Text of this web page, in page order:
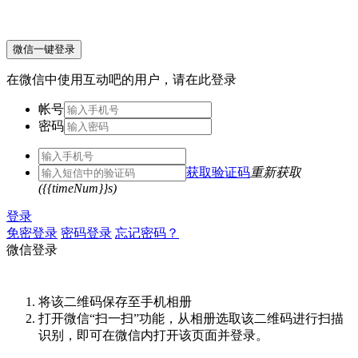
微信一键登录
在微信中使用互动吧的用户，请在此登录
帐号
密码
获取验证码重新获取
({{timeNum}}s)
登录
免密登录 密码登录 忘记密码？
微信登录
将该二维码保存至手机相册
打开微信“扫一扫”功能，从相册选取该二维码进行扫描
识别，即可在微信内打开该页面并登录。